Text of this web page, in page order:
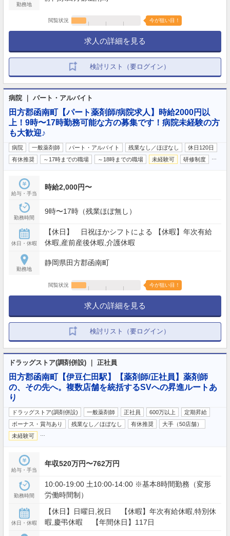
勤務地
閲覧状況 今が狙い目！
求人の詳細を見る
検討リスト（要ログイン）
病院 ｜ パート・アルバイト
田方郡函南町【パート薬剤師/病院求人】時給2000円以
上！9時〜17時勤務可能な方の募集です！病院未経験の方
も大歓迎♪
病院 一般薬剤師 パート・アルバイト 残業なし／ほぼなし
休日120日
有休推奨
～17時までの職場 ～18時までの職場 未経験可 研修制度
給与・手当
時給2,000円〜
勤務時間
9時〜17時（残業ほぼ無し）
休日・休暇
【休日】 日祝ほかシフトによる 【休暇】年次有給
休暇,産前産後休暇,介護休暇
勤務地
静岡県田方郡函南町
閲覧状況 今が狙い目！
求人の詳細を見る
検討リスト（要ログイン）
ドラッグストア(調剤併設) ｜ 正社員
田方郡函南町【伊豆仁田駅】【薬剤師/正社員】薬剤師
の、その先へ。複数店舗を統括するSVへの昇進ルートあ
り
ドラッグストア(調剤併設) 一般薬剤師 正社員 600万以上
定期昇給
ボーナス・賞与あり
残業なし／ほぼなし 有休推奨
大手（50店舗）
未経験可
給与・手当
年収520万円〜762万円
勤務時間
10:00-19:00 土10:00-14:00 ※基本8時間勤務（変形
労働時間制）
休日・休暇
【休日】日曜日,祝日 【休暇】年次有給休暇,特別休
暇,慶弔休暇 【年間休日】117日